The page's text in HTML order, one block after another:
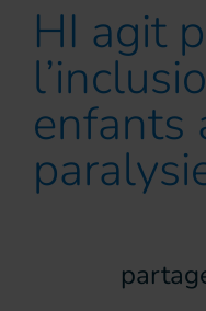
HI agit
enfants